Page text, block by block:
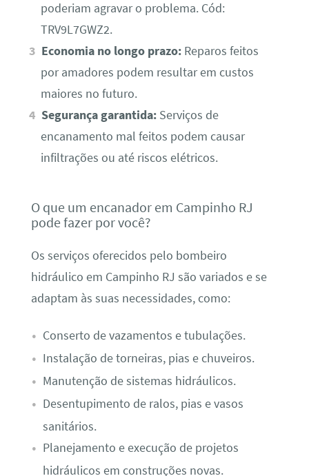
poderiam agravar o problema. Cód:
TRV9L7GWZ2.
Economia no longo prazo: Reparos feitos
por amadores podem resultar em custos
maiores no futuro.
Segurança garantida: Serviços de
encanamento mal feitos podem causar
infiltrações ou até riscos elétricos.
O que um encanador em Campinho RJ
pode fazer por você?
Os serviços oferecidos pelo bombeiro
hidráulico em Campinho RJ são variados e se
adaptam às suas necessidades, como:
Conserto de vazamentos e tubulações.
Instalação de torneiras, pias e chuveiros.
Manutenção de sistemas hidráulicos.
Desentupimento de ralos, pias e vasos
sanitários.
Planejamento e execução de projetos
hidráulicos em construções novas.